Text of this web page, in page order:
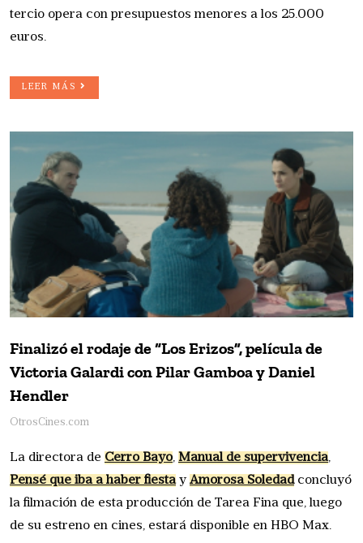
tercio opera con presupuestos menores a los 25.000
euros.
LEER MÁS
Finalizó el rodaje de “Los Erizos”, película de
Victoria Galardi con Pilar Gamboa y Daniel
Hendler
OtrosCines.com
La directora de Cerro Bayo, Manual de supervivencia,
Pensé que iba a haber fiestayAmorosa Soledadconcluyó
la filmación de esta producción de Tarea Fina que, luego
de su estreno en cines, estará disponible en HBO Max.